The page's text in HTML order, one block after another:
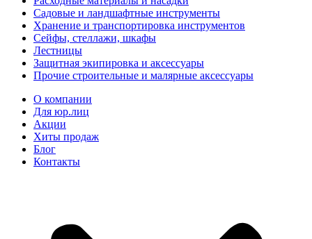
Садовые и ландшафтные инструменты
Хранение и транспортировка инструментов
Сейфы, стеллажи, шкафы
Лестницы
Защитная экипировка и аксессуары
Прочие строительные и малярные аксессуары
О компании
Для юр.лиц
Акции
Хиты продаж
Блог
Контакты